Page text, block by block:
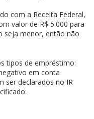
com a Receita Federal,
valor de R$ 5.000 para
seja menor, então não
tipos de empréstimo:
em conta
ser declarados no IR